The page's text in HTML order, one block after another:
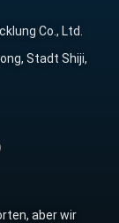
Co., Ltd.
Stadt Shiji,
aber wir